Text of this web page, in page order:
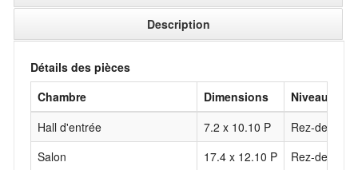
Description
Détails des pièces
Chambre
Dimensions
Niveau
Hall d'entrée
7.2 x 10.10 P
Rez-de-
Salon
17.4 x 12.10 P
Rez-de-